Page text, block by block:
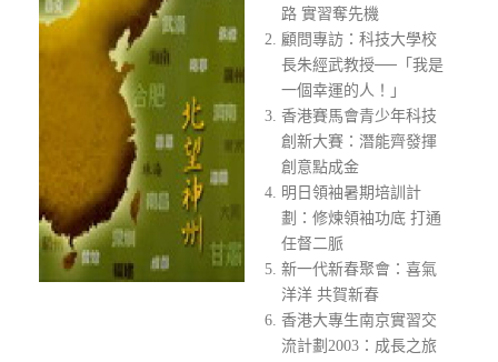
路 實習奪先機
顧問專訪：科技大學校
長朱經武教授──「我是
一個幸運的人！」
香港賽馬會青少年科技
創新大賽：潛能齊發揮
創意點成金
明日領袖暑期培訓計
劃：修煉領袖功底 打通
任督二脈
新一代新春聚會：喜氣
洋洋 共賀新春
香港大專生南京實習交
流計劃2003：成長之旅